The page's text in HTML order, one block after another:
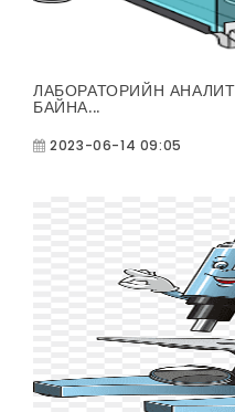
ЛАБОРАТОРИЙН
БАЙНА...
2023-06-14 09:05